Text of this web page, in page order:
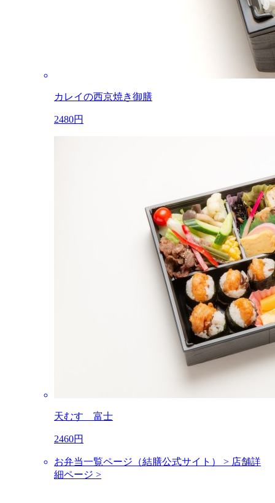
カレイの西京焼き御膳
2480円
天むす 富士
2460円
お弁当一覧ページ（結膳公式サイト） > 店舗詳
細ページ >